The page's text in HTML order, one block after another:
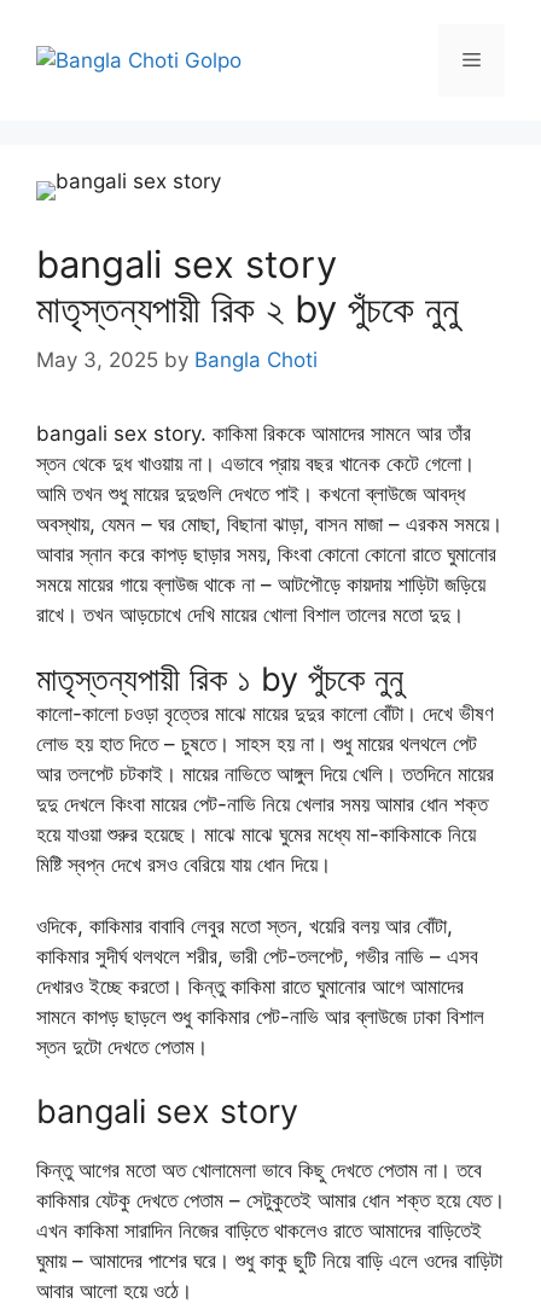
content
Menu
bangali sex story
মাতৃস্তন্যপায়ী রিক ২ by পুঁচকে নুনু
May 3, 2025 by Bangla Choti
bangali sex story. কাকিমা রিককে আমাদের সামনে আর তাঁর
স্তন থেকে দুধ খাওয়ায় না। এভাবে প্রায় বছর খানেক কেটে গেলো।
আমি তখন শুধু মায়ের দুদুগুলি দেখতে পাই। কখনো ব্লাউজে আবদ্ধ
অবস্থায়, যেমন – ঘর মোছা, বিছানা ঝাড়া, বাসন মাজা – এরকম সময়ে।
আবার স্নান করে কাপড় ছাড়ার সময়, কিংবা কোনো কোনো রাতে ঘুমানোর
সময়ে মায়ের গায়ে ব্লাউজ থাকে না – আটপৌড়ে কায়দায় শাড়িটা জড়িয়ে
রাখে। তখন আড়চোখে দেখি মায়ের খোলা বিশাল তালের মতো দুদু।
মাতৃস্তন্যপায়ী রিক ১ by পুঁচকে নুনু
কালো-কালো চওড়া বৃত্তের মাঝে মায়ের দুদুর কালো বোঁটা। দেখে ভীষণ
লোভ হয় হাত দিতে – চুষতে। সাহস হয় না। শুধু মায়ের থলথলে পেট
আর তলপেট চটকাই। মায়ের নাভিতে আঙ্গুল দিয়ে খেলি। ততদিনে মায়ের
দুদু দেখলে কিংবা মায়ের পেট-নাভি নিয়ে খেলার সময় আমার ধোন শক্ত
হয়ে যাওয়া শুরুর হয়েছে। মাঝে মাঝে ঘুমের মধ্যে মা-কাকিমাকে নিয়ে
মিষ্টি স্বপ্ন দেখে রসও বেরিয়ে যায় ধোন দিয়ে।
ওদিকে, কাকিমার বাবাবি লেবুর মতো স্তন, খয়েরি বলয় আর বোঁটা,
কাকিমার সুদীর্ঘ থলথলে শরীর, ভারী পেট-তলপেট, গভীর নাভি – এসব
দেখারও ইচ্ছে করতো। কিন্তু কাকিমা রাতে ঘুমানোর আগে আমাদের
সামনে কাপড় ছাড়লে শুধু কাকিমার পেট-নাভি আর ব্লাউজে ঢাকা বিশাল
স্তন দুটো দেখতে পেতাম।
bangali sex story
কিন্তু আগের মতো অত খোলামেলা ভাবে কিছু দেখতে পেতাম না। তবে
কাকিমার যেটকু দেখতে পেতাম – সেটুকুতেই আমার ধোন শক্ত হয়ে যেত।
এখন কাকিমা সারাদিন নিজের বাড়িতে থাকলেও রাতে আমাদের বাড়িতেই
ঘুমায় – আমাদের পাশের ঘরে। শুধু কাকু ছুটি নিয়ে বাড়ি এলে ওদের বাড়িটা
আবার আলো হয়ে ওঠে।